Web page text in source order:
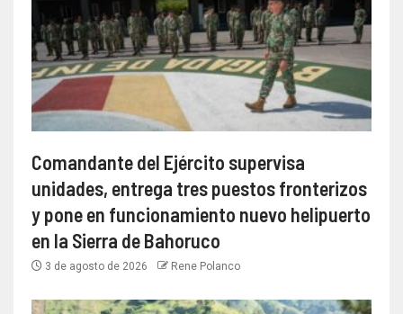
Comandante del Ejército supervisa
unidades, entrega tres puestos fronterizos
y pone en funcionamiento nuevo helipuerto
en la Sierra de Bahoruco
3 de agosto de 2026 Rene Polanco